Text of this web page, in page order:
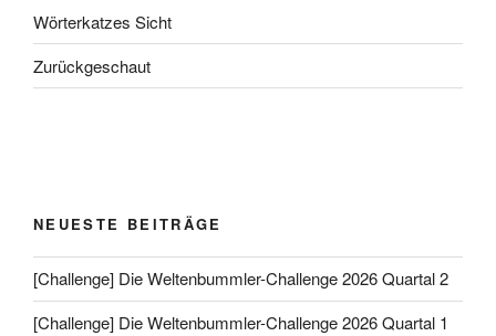
Wörterkatzes Sicht
Zurückgeschaut
NEUESTE BEITRÄGE
[Challenge] Die Weltenbummler-Challenge 2026 Quartal 2
[Challenge] Die Weltenbummler-Challenge 2026 Quartal 1